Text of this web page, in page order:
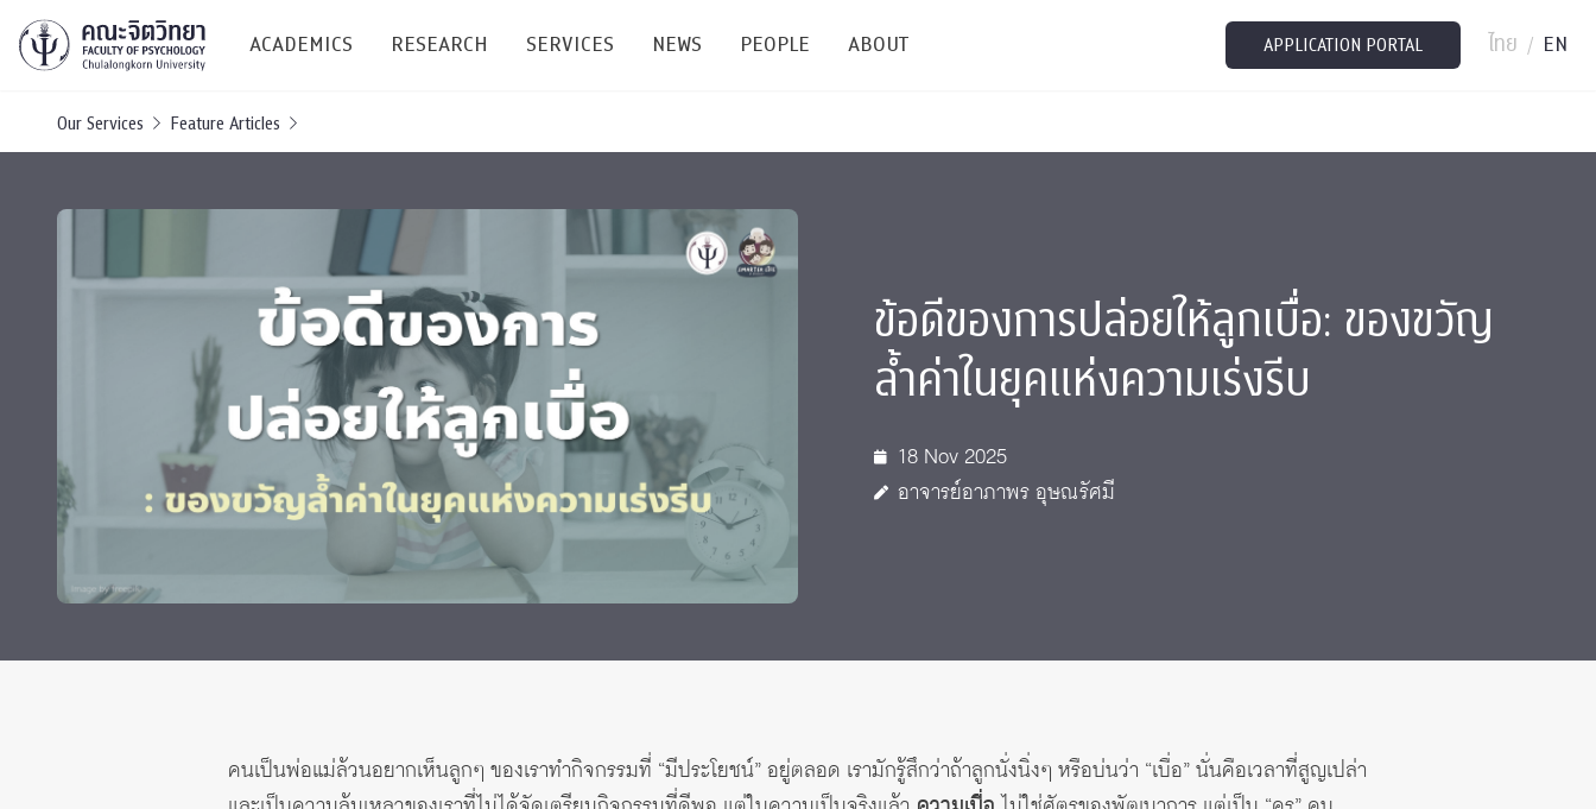
ACADEMICS
Undergraduate
Bachelor of Science
(B.Sc.)
Graduate
Current Students
RESEARCH
Resources & Facilities
Research Publications
Conference
International Conference & Symposium
TICP 2023
SSBW Activities
Grants and Awards
SERVICES
Academic Service
PSY Stats Clinic
Wellness Center
Psychological Center for Effective Organization
Life Di
CU Radio
NEWS
Events & Announcement
Lectures & Talks
PEOPLE
Staffs
Management
ABOUT
Giving
Annual Reports
Contact Us
Intranet
APPLICATION PORTAL ไทย / EN
Our Services Feature Articles
ข้อดีของการปล่อยให้ลูกเบื่อ: ของขวัญ
ล้ำค่าในยุคแห่งความเร่งรีบ
18 Nov 2025
อาจารย์อาภาพร อุษณรัศมี
คนเป็นพ่อแม่ล้วนอยากเห็นลูกๆ ของเราทำกิจกรรมที่ “มีประโยชน์” อยู่ตลอด เรามักรู้สึกว่าถ้าลูกนั่งนิ่งๆ หรือบ่นว่า “เบื่อ” นั่นคือเวลาที่สูญเปล่า